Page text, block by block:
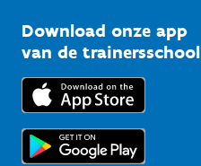
Bedrijven
Trainers en begeleiders
Topsporters
Kennisplatform
Downloads
Voor de pers
Download onze app
van de trainersschool